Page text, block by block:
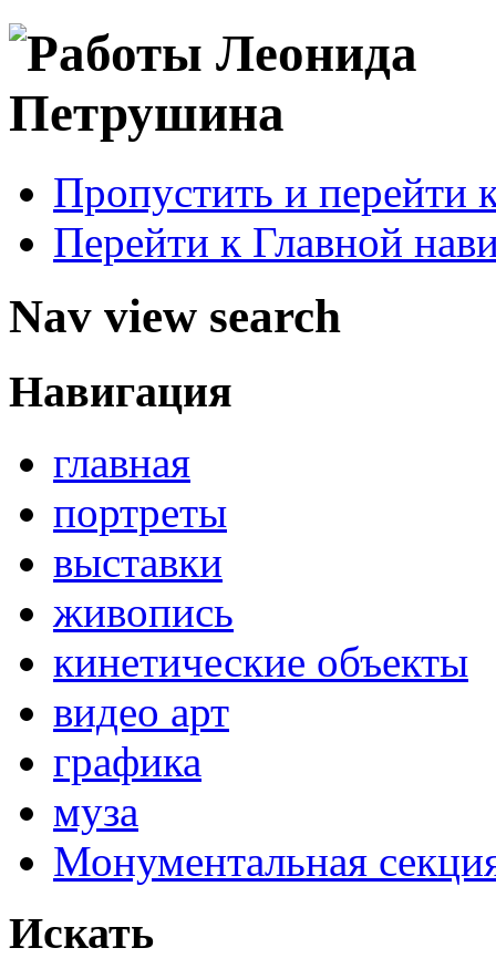
Пропустить и перейти
Перейти к Главной
Nav view search
Навигация
главная
портреты
выставки
живопись
кинетические объекты
видео арт
графика
муза
Монументальная
Искать